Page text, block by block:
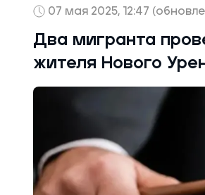
Муравленко
Приуральский район
Пуровский район
Салехард
Тарко-Сале
Тазовский район
07 мая 2025, 12:47
Два мигранта
жителя Нового